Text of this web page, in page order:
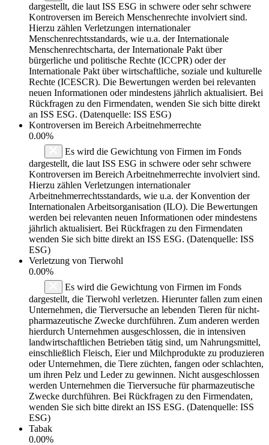
dargestellt, die laut ISS ESG in schwere oder sehr schwere
Kontroversen im Bereich Menschenrechte involviert sind.
Hierzu zählen Verletzungen internationaler
Menschenrechtsstandards, wie u.a. der Internationale
Menschenrechtscharta, der Internationale Pakt über
bürgerliche und politische Rechte (ICCPR) oder der
Internationale Pakt über wirtschaftliche, soziale und kulturelle
Rechte (ICESCR). Die Bewertungen werden bei relevanten
neuen Informationen oder mindestens jährlich aktualisiert. Bei
Rückfragen zu den Firmendaten, wenden Sie sich bitte direkt
an ISS ESG. (Datenquelle: ISS ESG)
Kontroversen im Bereich Arbeitnehmerrechte
0.00%
Es wird die Gewichtung von Firmen im Fonds
dargestellt, die laut ISS ESG in schwere oder sehr schwere
Kontroversen im Bereich Arbeitnehmerrechte involviert sind.
Hierzu zählen Verletzungen internationaler
Arbeitnehmerrechtsstandards, wie u.a. der Konvention der
Internationalen Arbeitsorganisation (ILO). Die Bewertungen
werden bei relevanten neuen Informationen oder mindestens
jährlich aktualisiert. Bei Rückfragen zu den Firmendaten
wenden Sie sich bitte direkt an ISS ESG. (Datenquelle: ISS
ESG)
Verletzung von Tierwohl
0.00%
Es wird die Gewichtung von Firmen im Fonds
dargestellt, die Tierwohl verletzen. Hierunter fallen zum einen
Unternehmen, die Tierversuche an lebenden Tieren für nicht-
pharmazeutische Zwecke durchführen. Zum anderen werden
hierdurch Unternehmen ausgeschlossen, die in intensiven
landwirtschaftlichen Betrieben tätig sind, um Nahrungsmittel,
einschließlich Fleisch, Eier und Milchprodukte zu produzieren
oder Unternehmen, die Tiere züchten, fangen oder schlachten,
um ihren Pelz und Leder zu gewinnen. Nicht ausgeschlossen
werden Unternehmen die Tierversuche für pharmazeutische
Zwecke durchführen. Bei Rückfragen zu den Firmendaten,
wenden Sie sich bitte direkt an ISS ESG. (Datenquelle: ISS
ESG)
Tabak
0.00%